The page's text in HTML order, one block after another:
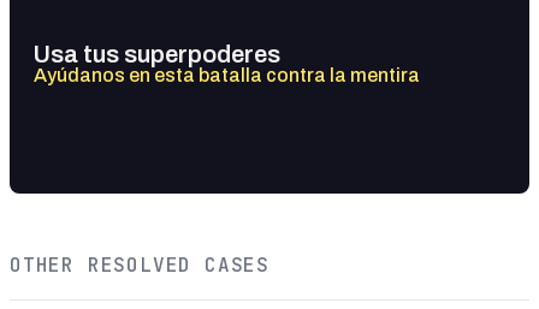
Usa tus superpoderes
Ayúdanos en esta batalla contra la mentira
OTHER RESOLVED CASES